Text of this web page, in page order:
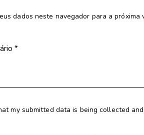
dados neste navegador para a próxima
my submitted data is being collected